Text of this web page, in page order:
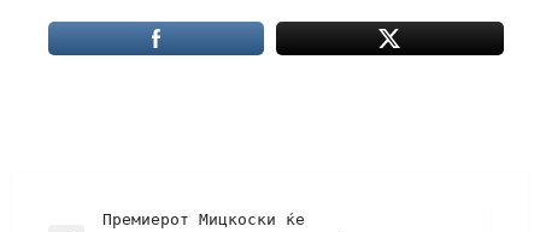
Премиерот Мицкоски ќе